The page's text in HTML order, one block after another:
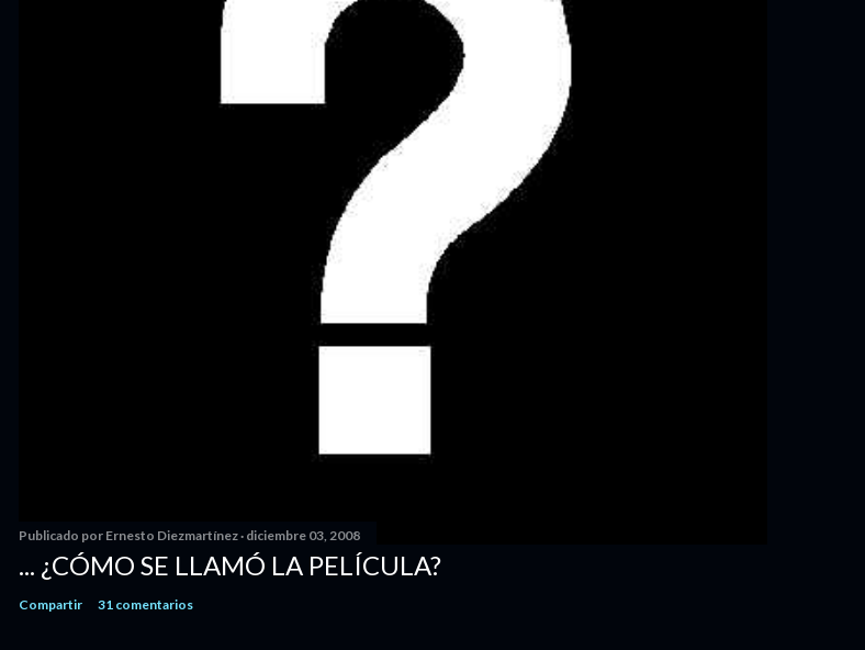
Publicado por Ernesto Diezmartínez diciembre 03, 2008
... ¿CÓMO SE LLAMÓ LA PELÍCULA?
Compartir 31 comentarios